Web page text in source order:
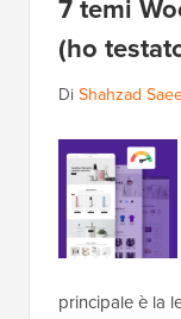
7 temi
(ho
DiShahzad
principale è la